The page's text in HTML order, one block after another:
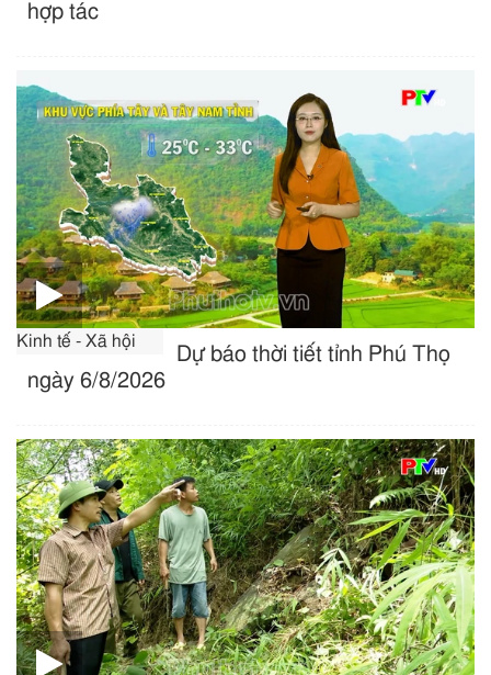
hợp tác
Kinh tế - Xã hội
Dự báo thời tiết tỉnh Phú Thọ
ngày 6/8/2026